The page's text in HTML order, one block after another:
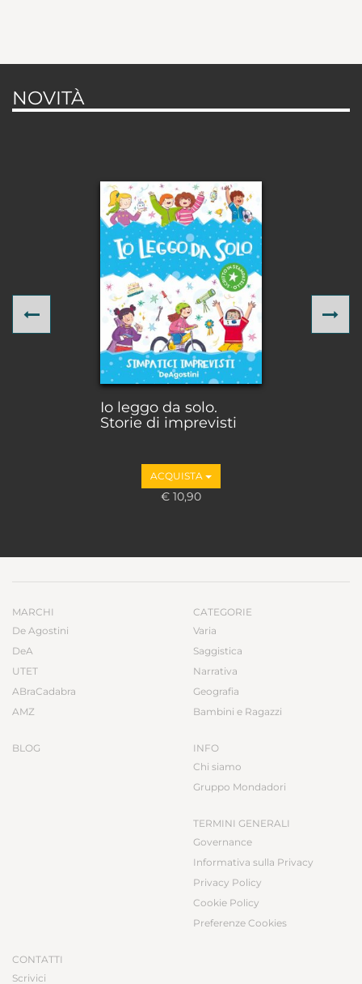
NOVITÀ
Io leggo da solo.
Storie di imprevisti
ACQUISTA
€ 10,90
Previous
MARCHI
De Agostini
DeA
UTET
ABraCadabra
AMZ
BLOG
CATEGORIE
Varia
Saggistica
Narrativa
Geografia
Bambini e Ragazzi
INFO
Chi siamo
Gruppo Mondadori
TERMINI GENERALI
Governance
Informativa sulla Privacy
Privacy Policy
Cookie Policy
Preferenze Cookies
CONTATTI
Scrivici